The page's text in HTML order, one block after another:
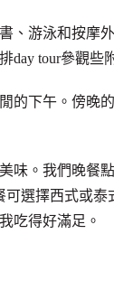
、游泳和按摩
day tour參觀些
的下午。傍晚
味。我們晚餐
選擇西式或
吃得好滿足。